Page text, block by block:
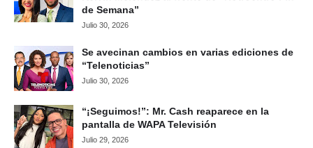
de Semana”
Julio 30, 2026
Se avecinan cambios en varias ediciones de
“Telenoticias”
Julio 30, 2026
“¡Seguimos!”: Mr. Cash reaparece en la
pantalla de WAPA Televisión
Julio 29, 2026